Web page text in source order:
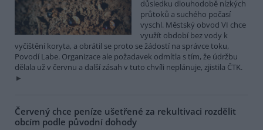
důsledku dlouhodobě nízkých
průtoků a suchého počasí
vyschl. Městský obvod VI chce
využít období bez vody k
vyčištění koryta, a obrátil se proto se žádostí na správce toku,
Povodí Labe. Organizace ale požadavek odmítla s tím, že údržbu
dělala už v červnu a další zásah v tuto chvíli neplánuje, zjistila ČTK.
Červený chce peníze ušetřené za rekultivaci rozdělit
obcím podle původní dohody